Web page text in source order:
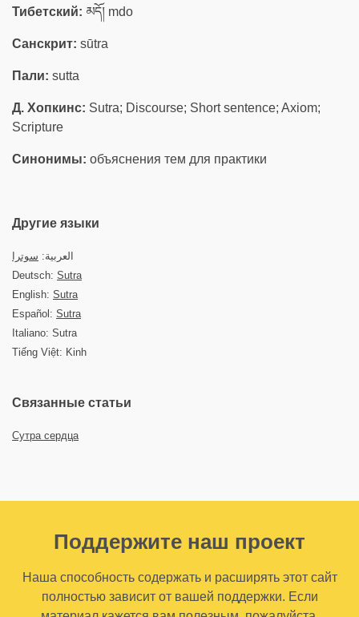
Тибетский: མདོ། mdo
Санскрит: sūtra
Пали: sutta
Д. Хопкинс: Sutra; Discourse; Short sentence; Axiom;
Scripture
Синонимы: объяснения тем для практики
Другие языки
العربية: سوترا
Deutsch: Sutra
English: Sutra
Español: Sutra
Italiano: Sutra
Tiếng Việt: Kinh
Связанные статьи
Сутра сердца
Поддержите наш проект
Наша способность содержать и расширять этот сайт
полностью зависит от вашей поддержки. Если